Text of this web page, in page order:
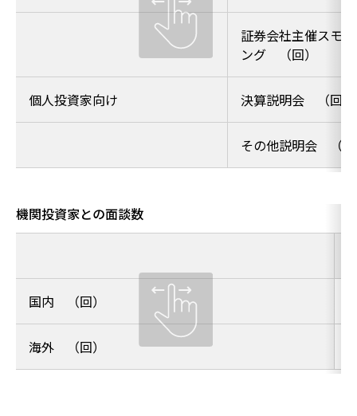
証券会社主催スモ
ング （回）
個人投資家向け 決算説明会 （回）
その他説明会 （
機関投資家との面談数
国内 （回）
海外 （回）